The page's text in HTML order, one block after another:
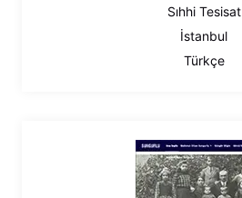
Sıhhi Tesisat
İstanbul
Türkçe